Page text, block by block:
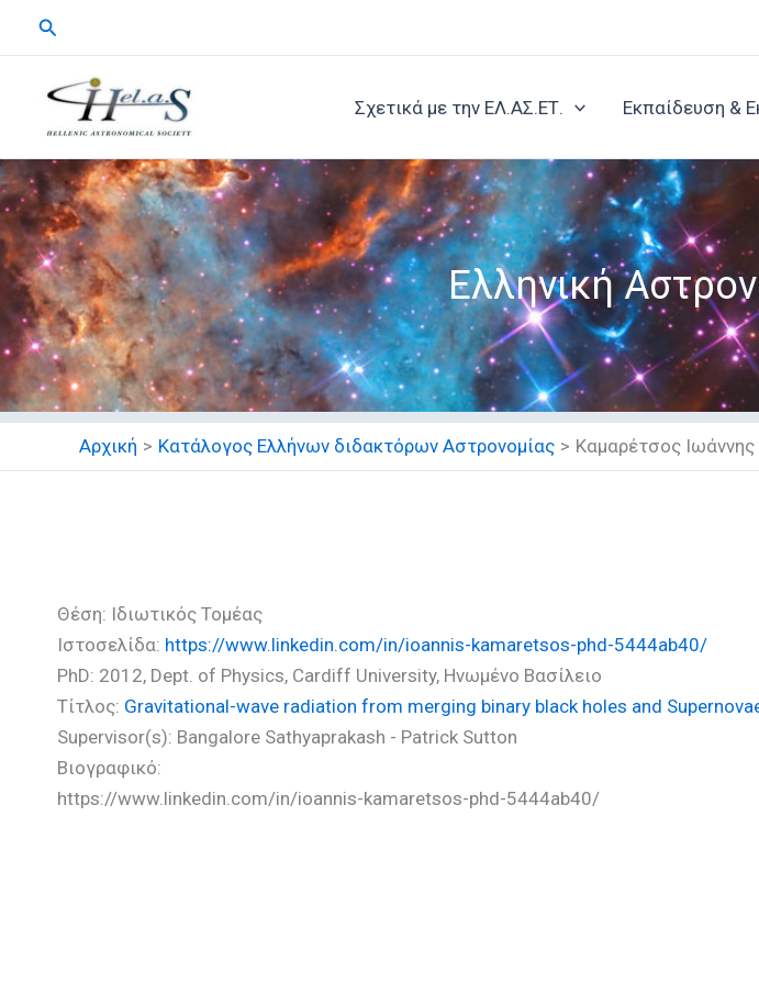
Μετάβαση
περιεχόμενο
Αναζήτηση
Σχετικά με την ΕΛ.ΑΣ.ΕΤ. Εκπαίδευση &
Ελληνική
Αρχική Κατάλογος Ελλήνων διδακτόρων Αστρονομίας Καμαρέτσος Ιωάννης
Θέση: Ιδιωτικός Τομέας
Ιστοσελίδα: https://www.linkedin.com/in/ioannis-kamaretsos-phd-5444ab40/
PhD: 2012, Dept. of Physics, Cardiff University, Ηνωμένο Βασίλειο
Τίτλος: Gravitational-wave radiation from merging binary black holes and
Supervisor(s): Bangalore Sathyaprakash - Patrick Sutton
Βιογραφικό:
https://www.linkedin.com/in/ioannis-kamaretsos-phd-5444ab40/